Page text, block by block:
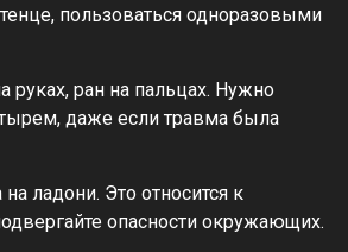
пользоваться одноразовыми
руках, ран на пальцах. Нужно
даже если травма была
ладони. Это относится к
опасности окружающих.